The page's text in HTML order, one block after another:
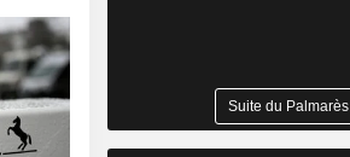
Suite du Palmarès